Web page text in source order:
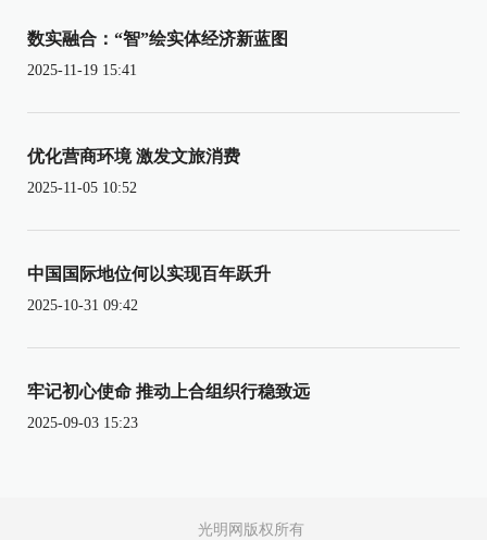
数实融合：“智”绘实体经济新蓝图
2025-11-19 15:41
优化营商环境 激发文旅消费
2025-11-05 10:52
中国国际地位何以实现百年跃升
2025-10-31 09:42
牢记初心使命 推动上合组织行稳致远
2025-09-03 15:23
光明网版权所有